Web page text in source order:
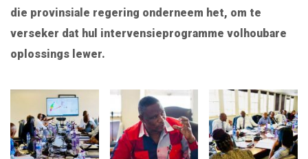
die provinsiale regering onderneem het, om te
verseker dat hul intervensieprogramme volhoubare
oplossings lewer.